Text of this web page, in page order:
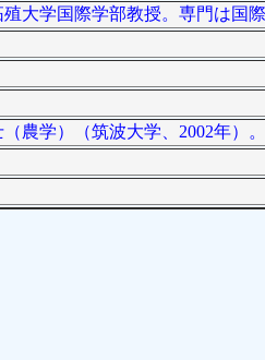
大学国際学部教授。専門は国際
農学）（筑波大学、2002年）